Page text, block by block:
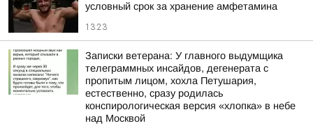
условный срок за хранение амфетамина
13:23
Записки ветерана: У главного выдумщика
телеграммных инсайдов, дегенерата с
пропитым лицом, хохла Петушария,
естественно, сразу родилась
конспирологическая версия «хлопка» в небе
над Москвой